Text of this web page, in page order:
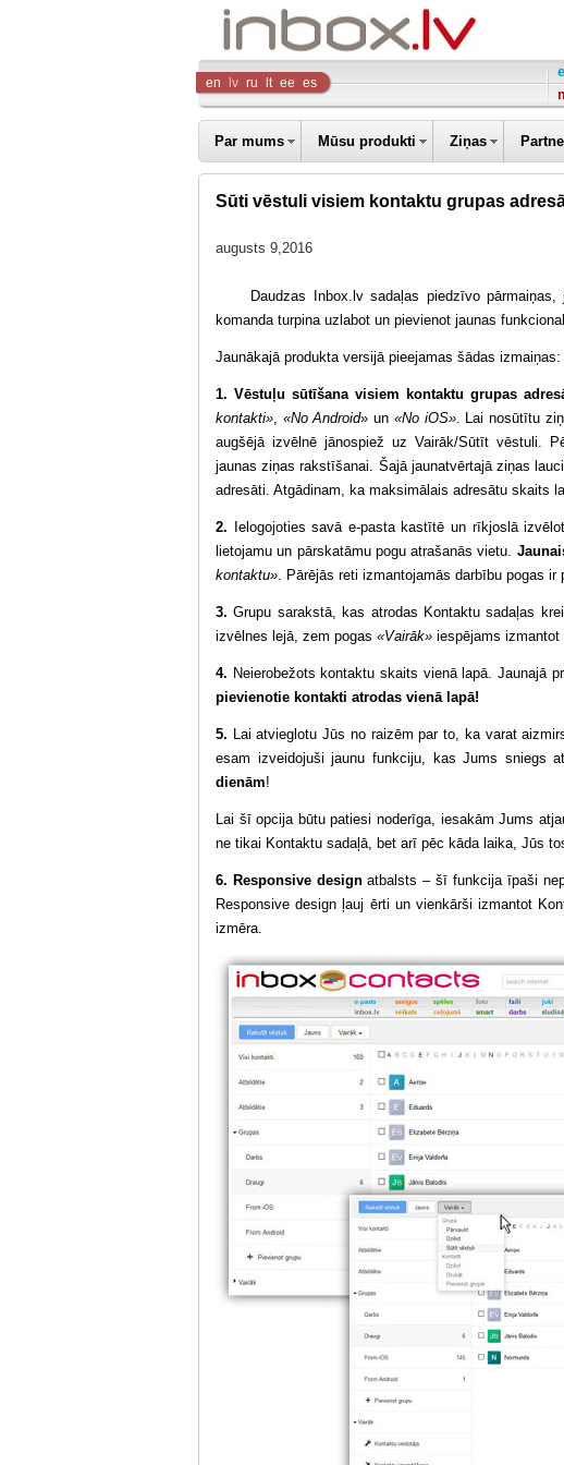
Inbox
Company
en lv ru lt ee es
Par mums Mūsu produkti Ziņas
Sūti vēstuli visiem kontaktu grupas
augusts 9,2016
Daudzas Inbox.lv sadaļas piedzīvo pārmaiņas,
komanda turpina uzlabot un pievienot jaunas
Jaunākajā produkta versijā pieejamas šādas izmaiņas:
1. Vēstuļu sūtīšana visiem kontaktu grupas
kontakti», «No Android» un «No iOS». Lai nosūtītu
augšējā izvēlnē jānospiež uz Vairāk/Sūtīt vēstuli.
jaunas ziņas rakstīšanai. Šajā jaunatvērtajā ziņas
adresāti. Atgādinam, ka maksimālais adresātu skaits
2. Ielogojoties savā e-pasta kastītē un rīkjoslā
lietojamu un pārskatāmu pogu atrašanās vietu.
kontaktu». Pārējās reti izmantojamās darbību pogas ir
3. Grupu sarakstā, kas atrodas Kontaktu sadaļas
izvēlnes lejā, zem pogas «Vairāk» iespējams
4. Neierobežots kontaktu skaits vienā lapā. Jaunajā
pievienotie kontakti atrodas vienā lapā!
5. Lai atvieglotu Jūs no raizēm par to, ka varat
esam izveidojuši jaunu funkciju, kas Jums sniegs
dienām!
Lai šī opcija būtu patiesi noderīga, iesakām Jums
ne tikai Kontaktu sadaļā, bet arī pēc kāda laika, Jūs
6. Responsive designatbalsts – šī funkcija īpaši
Responsive design ļauj ērti un vienkārši izmantot
izmēra.